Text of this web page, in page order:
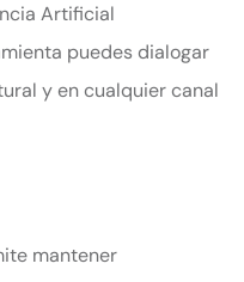
Artificial
puedes dialogar
y en cualquier canal
mantener